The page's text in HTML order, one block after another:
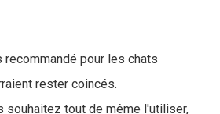
pour les chats
rester coincés.
souhaitez tout de même l'utiliser,